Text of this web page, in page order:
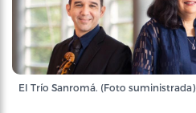
El Trío Sanromá. (Foto suministrada)